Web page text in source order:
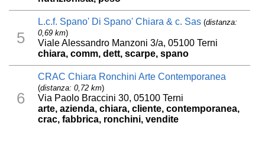
5
L.c.f. Spano' Di Spano' Chiara & c. Sas (distanza:
0,69 km)
Viale Alessandro Manzoni 3/a, 05100 Terni
chiara, comm, dett, scarpe, spano
6
CRAC Chiara Ronchini Arte Contemporanea
(distanza: 0,72 km)
Via Paolo Braccini 30, 05100 Terni
arte, azienda, chiara, cliente, contemporanea,
crac, fabbrica, ronchini, vendite